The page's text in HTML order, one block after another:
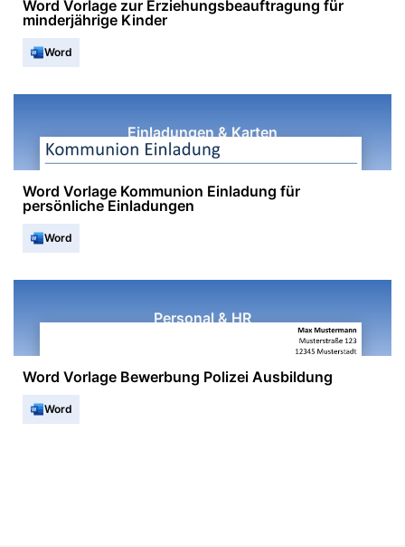
Word Vorlage zur Erziehungsbeauftragung für
minderjährige Kinder
Word
Einladungen & Karten
Word Vorlage Kommunion Einladung für
persönliche Einladungen
Word
Personal & HR
Word Vorlage Bewerbung Polizei Ausbildung
Word